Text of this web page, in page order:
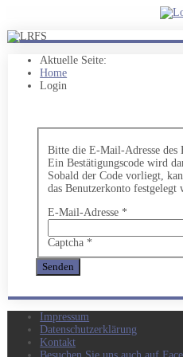
Aktuelle Seite:
Home
Login
Bitte die E-Mail-Adresse des
Ein Bestätigungscode wird
Sobald der Code vorliegt,
das Benutzerkonto festgelegt
E-Mail-Adresse*
Captcha*
Senden
Impressum
Datenschutzerklärung
Kontakt